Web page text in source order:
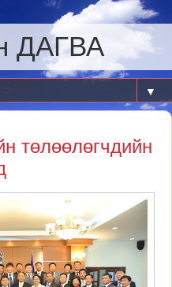
ДАГВА
▼
төлөөлөгчдийн